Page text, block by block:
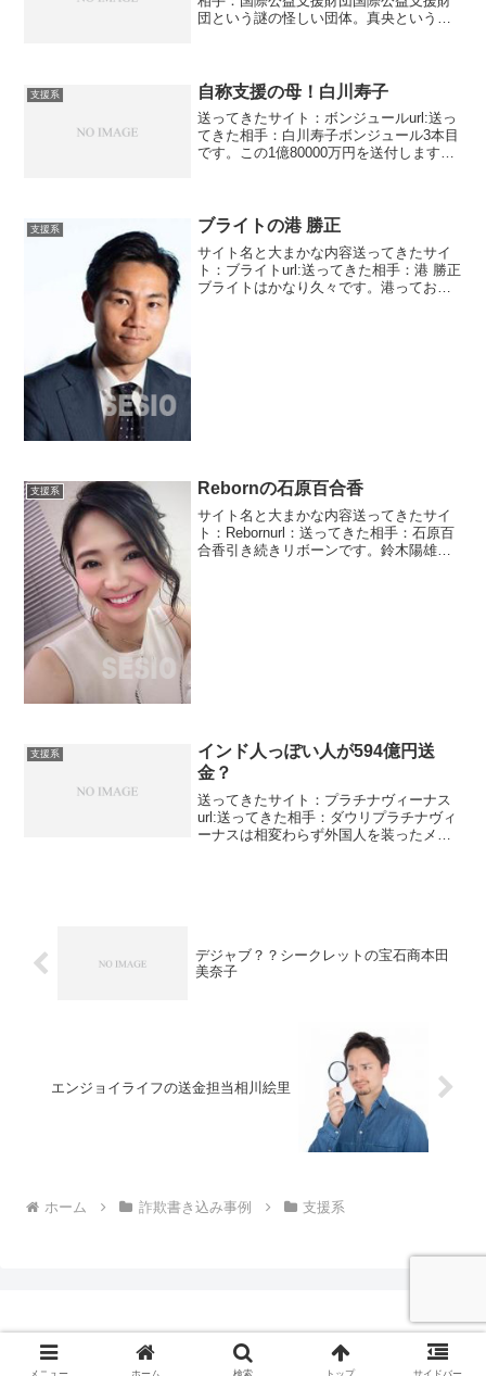
団という謎の怪しい団体。真央という女
ないと・・・・こ...
支援系 自称支援の母！白川寿子
送ってきたサイト：ボンジュールurl:送っ
てきた相手：白川寿子ボンジュール3本目
です。この1億80000万円を送付しますと
はありません...
支援系 ブライトの港 勝正
サイト名と大まかな内容送ってきたサイ
ト：ブライトurl:送ってきた相手：港 勝正
ブライトはかなり久々です。港っておじ
支援系 Rebornの石原百合香
サイト名と大まかな内容送ってきたサイ
ト：Rebornurl：送ってきた相手：石原百
合香引き続きリボーンです。鈴木陽雄関
支援系
インド人っぽい人が594億円送
金？
送ってきたサイト：プラチナヴィーナス
url:送ってきた相手：ダウリプラチナヴィ
ーナスは相変わらず外国人を装ったメッ
デジャブ？？シークレットの宝石商本田
美奈子
エンジョイライフの送金担当相川絵里
ホーム 詐欺書き込み事例 支援系
© 2014 セシオの悪徳・良質出会い系サイト評価レポート.
メニュー ホーム 検索 トップ サイドバー